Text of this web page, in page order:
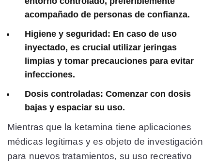
acompañado de personas de confianza.
Higiene y seguridad: En caso de uso
inyectado, es crucial utilizar jeringas
limpias y tomar precauciones para evitar
infecciones.
Dosis controladas: Comenzar con dosis
bajas y espaciar su uso.
Mientras que la ketamina tiene aplicaciones
médicas legítimas y es objeto de investigación
para nuevos tratamientos, su uso recreativo